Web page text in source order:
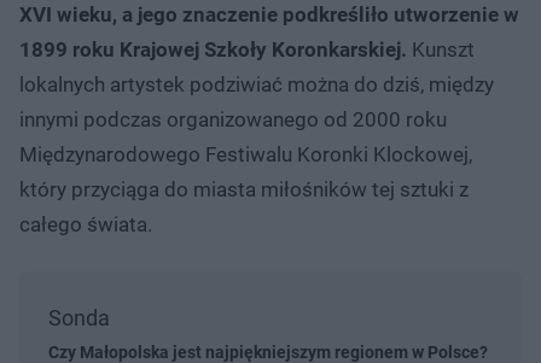
XVI wieku, a jego znaczenie podkreśliło utworzenie w
1899 roku Krajowej Szkoły Koronkarskiej. Kunszt
lokalnych artystek podziwiać można do dziś, między
innymi podczas organizowanego od 2000 roku
Międzynarodowego Festiwalu Koronki Klockowej,
który przyciąga do miasta miłośników tej sztuki z
całego świata.
Sonda
Czy Małopolska jest najpiękniejszym regionem w Polsce?